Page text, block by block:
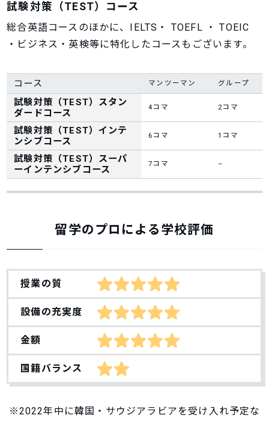
試験対策（TEST）コース
総合英語コースのほかに、IELTS・ TOEFL ・ TOEIC
・ビジネス・英検等に特化したコースもございます。
コース マンツーマン グループ
試験対策（TEST）スタン
ダードコース
4 コマ 2コマ
試験対策（TEST）インテ
ンシブコース
6 コマ 1 コマ
試験対策（TEST）スーパ
ーインテンシブコース
7 コマ –
留学のプロによる学校評価
授業の質
設備の充実度
金額
国籍バランス
※2022年中に韓国・サウジアラビアを受け入れ予定な